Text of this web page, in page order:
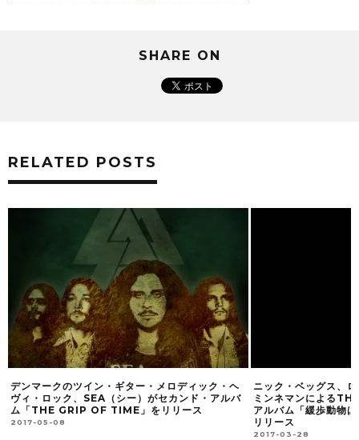
SHARE ON
RELATED POSTS
デンマークのツイン・ギター・メロディック・ヘ
ヴィ・ロック、SEA（シー）がセカンド・アルバ
ム「THE GRIP OF TIME」をリリース
2017-05-08
ニック・ベッグス、
ミンネマンによる
アルバム「緩歩動物
リリース
2017-03-28